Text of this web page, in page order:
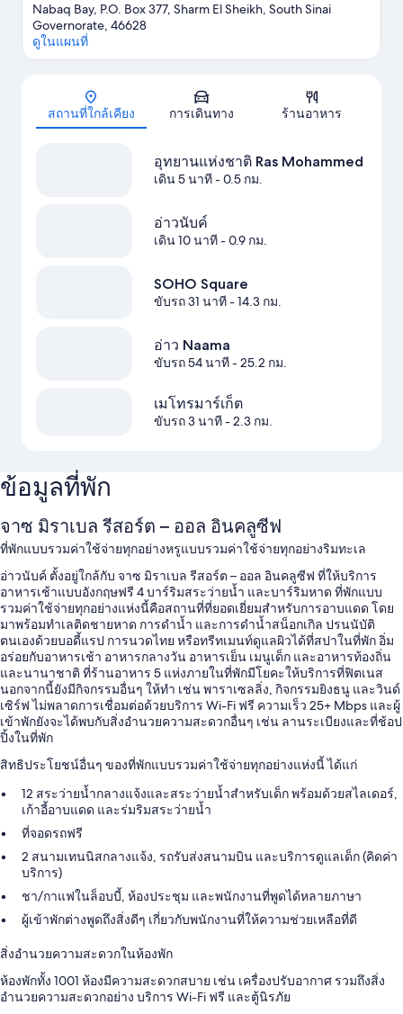
Nabaq Bay, P.O. Box 377, Sharm El Sheikh, South Sinai
Governorate, 46628
ดูในแผนที่
สถานที่ใกล้เคียง การเดินทาง ร้านอาหาร
อุทยานแห่งชาติ Ras Mohammed
เดิน 5 นาที- 0.5 กม.
อ่าวนับค์
เดิน 10 นาที- 0.9 กม.
SOHO Square
ขับรถ 31 นาที- 14.3 กม.
อ่าว Naama
ขับรถ 54 นาที- 25.2 กม.
เมโทรมาร์เก็ต
ขับรถ 3 นาที- 2.3 กม.
ข้อมูลที่พัก
จาซ มิราเบล รีสอร์ต – ออล อินคลูซีฟ
ที่พักแบบรวมค่าใช้จ่ายทุกอย่างหรูแบบรวมค่าใช้จ่ายทุกอย่างริมทะเล
อ่าวนับค์ ตั้งอยู่ใกล้กับ จาซ มิราเบล รีสอร์ต – ออล อินคลูซีฟ ที่ให้บริการ
อาหารเช้าแบบอังกฤษฟรี 4 บาร์ริมสระว่ายน้ำ และบาร์ริมหาด ที่พักแบบ
รวมค่าใช้จ่ายทุกอย่างแห่งนี้คือสถานที่ที่ยอดเยี่ยมสำหรับการอาบแดด โดย
มาพร้อมทำเลติดชายหาด การดำน้ำ และการดําน้ำสน็อกเกิล ปรนนับัติ
ตนเองด้วยบอดี้แรป การนวดไทย หรือทรีทเมนท์ดูแลผิวได้ที่สปาในที่พัก อิ่ม
อร่อยกับอาหารเช้า อาหารกลางวัน อาหารเย็น เมนูเด็ก และอาหารท้องถิ่น
และนานาชาติ ที่ร้านอาหาร 5 แห่งภายในที่พักมีโยคะให้บริการที่ฟิตเนส
นอกจากนี้ยังมีกิจกรรมอื่นๆ ให้ทำ เช่น พาราเซลลิ่ง, กิจกรรมยิงธนู และวินด์
เซิร์ฟ ไม่พลาดการเชื่อมต่อด้วยบริการ Wi-Fi ฟรี ความเร็ว 25+ Mbps และผู้
เข้าพักยังจะได้พบกับสิ่งอำนวยความสะดวกอื่นๆ เช่น ลานระเบียงและที่ช้อป
ปิ้งในที่พัก
สิทธิประโยชน์อื่นๆ ของที่พักแบบรวมค่าใช้จ่ายทุกอย่างแห่งนี้ ได้แก่
12 สระว่ายน้ำกลางแจ้งและสระว่ายน้ำสำหรับเด็ก พร้อมด้วยสไลเดอร์,
เก้าอี้อาบแดด และร่มริมสระว่ายน้ำ
ที่จอดรถฟรี
2 สนามเทนนิสกลางแจ้ง, รถรับส่งสนามบิน และบริการดูแลเด็ก (คิดค่า
บริการ)
ชา/กาแฟในล็อบบี้, ห้องประชุม และพนักงานที่พูดได้หลายภาษา
ผู้เข้าพักต่างพูดถึงสิ่งดีๆ เกี่ยวกับพนักงานที่ให้ความช่วยเหลือที่ดี
สิ่งอำนวยความสะดวกในห้องพัก
ห้องพักทั้ง 1001 ห้องมีความสะดวกสบาย เช่น เครื่องปรับอากาศ รวมถึงสิ่ง
อำนวยความสะดวกอย่าง บริการ Wi-Fi ฟรี และตู้นิรภัย